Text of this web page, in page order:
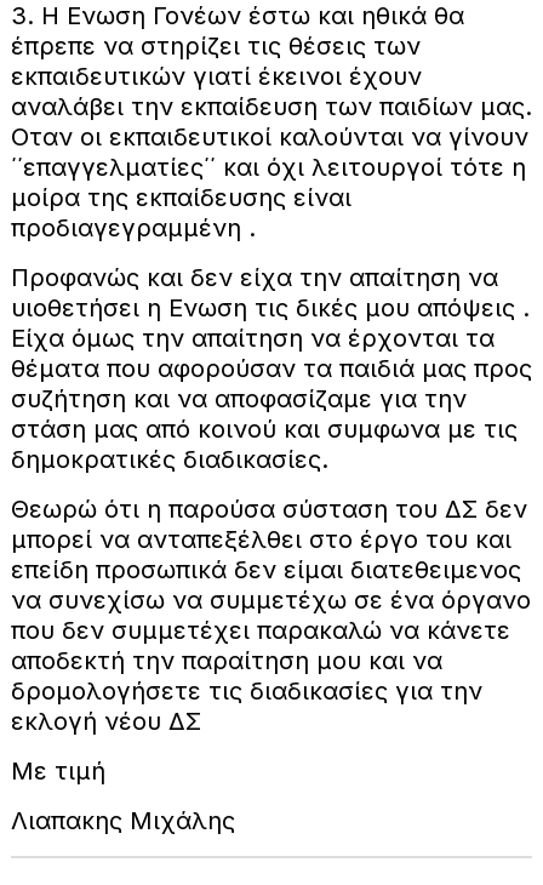
3. Η Ενωση Γονέων έστω και ηθικά θα
έπρεπε να στηρίζει τις θέσεις των
εκπαιδευτικών γιατί έκεινοι έχουν
αναλάβει την εκπαίδευση των παιδίων μας.
Οταν οι εκπαιδευτικοί καλούνται να γίνουν
΄΄επαγγελματίες΄΄ και όχι λειτουργοί τότε η
μοίρα της εκπαίδευσης είναι
προδιαγεγραμμένη .
Προφανώς και δεν είχα την απαίτηση να
υιοθετήσει η Ενωση τις δικές μου απόψεις .
Είχα όμως την απαίτηση να έρχονται τα
θέματα που αφορούσαν τα παιδιά μας προς
συζήτηση και να αποφασίζαμε για την
στάση μας από κοινού και συμφωνα με τις
δημοκρατικές διαδικασίες.
Θεωρώ ότι η παρούσα σύσταση του ΔΣ δεν
μπορεί να ανταπεξέλθει στο έργο του και
επείδη προσωπικά δεν είμαι διατεθειμενος
να συνεχίσω να συμμετέχω σε ένα όργανο
που δεν συμμετέχει παρακαλώ να κάνετε
αποδεκτή την παραίτηση μου και να
δρομολογήσετε τις διαδικασίες για την
εκλογή νέου ΔΣ
Με τιμή
Λιαπακης Μιχάλης